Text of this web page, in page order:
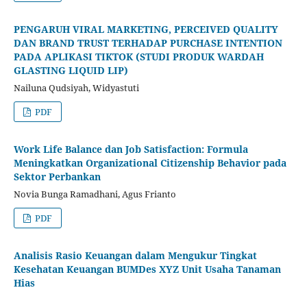
PENGARUH VIRAL MARKETING, PERCEIVED QUALITY
DAN BRAND TRUST TERHADAP PURCHASE INTENTION
PADA APLIKASI TIKTOK (STUDI PRODUK WARDAH
GLASTING LIQUID LIP)
Nailuna Qudsiyah, Widyastuti
PDF
Work Life Balance dan Job Satisfaction: Formula
Meningkatkan Organizational Citizenship Behavior pada
Sektor Perbankan
Novia Bunga Ramadhani, Agus Frianto
PDF
Analisis Rasio Keuangan dalam Mengukur Tingkat
Kesehatan Keuangan BUMDes XYZ Unit Usaha Tanaman
Hias